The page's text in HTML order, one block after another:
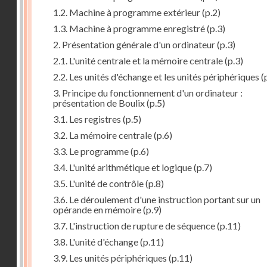
1.2. Machine à programme extérieur(p.2)
1.3. Machine à programme enregistré(p.3)
2. Présentation générale d'un ordinateur(p.3)
2.1. L'unité centrale et la mémoire centrale(p.3)
2.2. Les unités d'échange et les unités périphériques
3. Principe du fonctionnement d'un ordinateur :
présentation de Boulix(p.5)
3.1. Les registres (p.5)
3.2. La mémoire centrale(p.6)
3.3. Le programme(p.6)
3.4. L'unité arithmétique et logique(p.7)
3.5. L'unité de contrôle(p.8)
3.6. Le déroulement d'une instruction portant sur un
opérande en mémoire(p.9)
3.7. L'instruction de rupture de séquence(p.11)
3.8. L'unité d'échange(p.11)
3.9. Les unités périphériques (p.11)